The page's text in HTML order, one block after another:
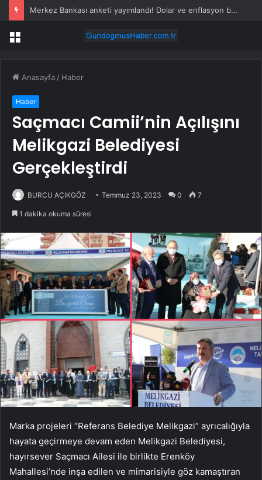
Merkez Bankası anketi yayımlandı! Dolar ve enflasyon beklentisi yükseldi
Menü
Anasayfa / Haber
Haber
Saçmacı Camii’nin Açılışını
Melikgazi Belediyesi
Gerçekleştirdi
BURCU AÇIKGÖZ Temmuz 23, 2023 0 7
1 dakika okuma süresi
Marka projeleri “Referans Belediye Melikgazi” ayrıcalığıyla
hayata geçirmeye devam eden Melikgazi Belediyesi,
hayırsever Saçmacı Ailesi ile birlikte Erenköy
Mahallesi’nde inşa edilen ve mimarisiyle göz kamaştıran